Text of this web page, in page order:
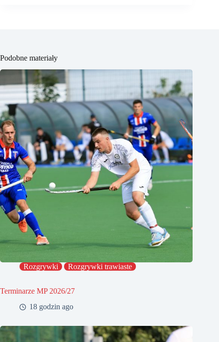
Podobne materiały
Rozgrywki Rozgrywki trawiaste
Terminarze MP 2026/27
18 godzin ago